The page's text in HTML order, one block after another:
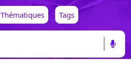
Thématiques Tags